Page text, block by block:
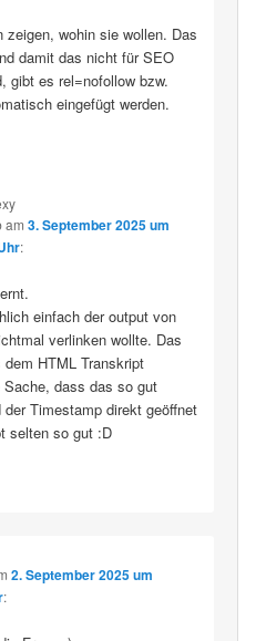
zeigen, wohin sie wollen. Das
damit das nicht für SEO
gibt es rel=nofollow bzw.
eingefügt werden.
am 3. September 2025 um
:
einfach der output von
verlinken wollte. Das
HTML Transkript
dass das so gut
Timestamp direkt geöffnet
selten so gut :D
2. September 2025 um
: